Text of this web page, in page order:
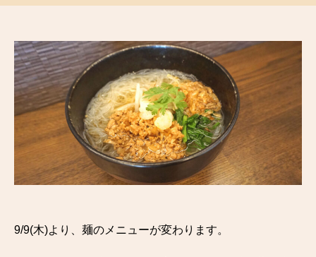
9/9(木)より、麺のメニューが変わります。